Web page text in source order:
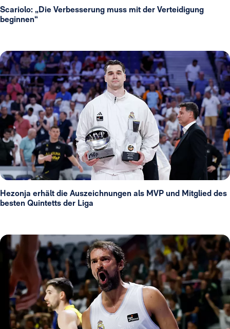
Scariolo: „Die Verbesserung muss mit der Verteidigung
beginnen“
Hezonja erhält die Auszeichnungen als MVP und Mitglied des
besten Quintetts der Liga